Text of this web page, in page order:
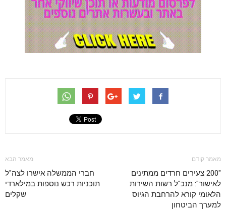
מאמר קודם
"200 צעירים חרדים ממתינים
לאישור": מנכ"ל רשות השירות
הלאומי קורא להרחבת הגיוס
למערך הביטחון
מאמר הבא
חברי הממשלה אישרו לצה"ל
תוכניות רכש נוספות במילארדי
שקלים